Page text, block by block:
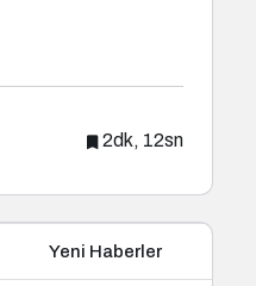
2dk, 12sn
Yeni Haberler